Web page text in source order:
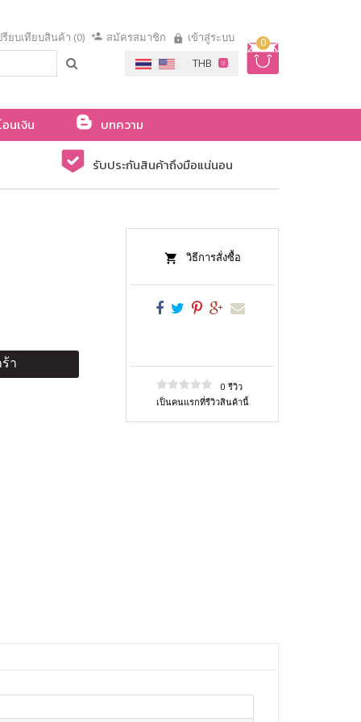
0
ยบเทียบสินค้า (0) สมัครสมาชิก เข้าสู่ระบบ
นเงิน บทความ
รับประกันสินค้าถึงมือแน่นอน
า
วิธีการสั่งซื้อ
0 รีวิว
เป็นคนแรกที่รีวิวสินค้านี้